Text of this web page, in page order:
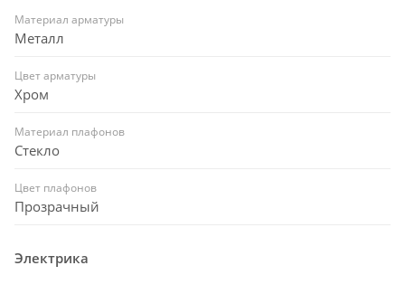
Материал арматуры
Металл
Цвет арматуры
Хром
Материал плафонов
Стекло
Цвет плафонов
Прозрачный
Электрика